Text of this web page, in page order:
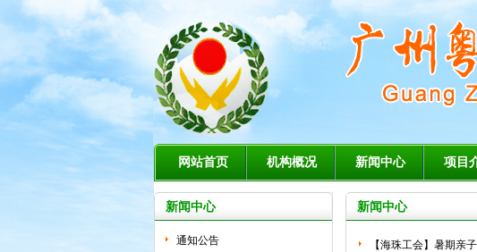
网站首页 机构概况 新闻中心 项目
新闻中心
通知公告
新闻中心
【海珠工会】暑期亲